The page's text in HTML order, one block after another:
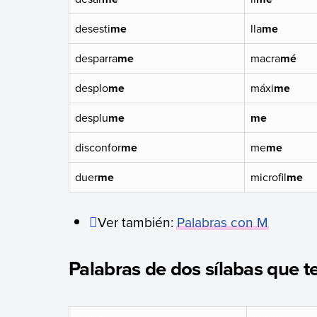
desestime llame
desparrame macramé
desplome máxime
desplume me
disconforme meme
duerme microfilme
Ver también:Palabras con M
Palabras de dos sílabas que